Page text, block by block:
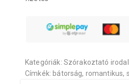
Kategóriák: Szórakoztató
Címkék:bátorság, romantikus,